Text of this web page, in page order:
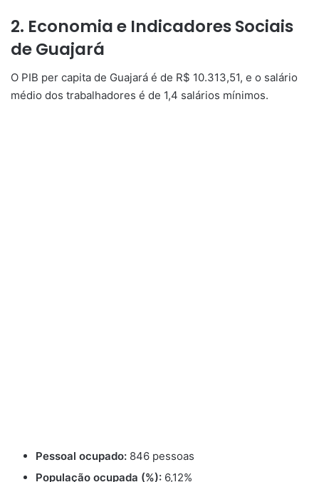
2. Economia e Indicadores Sociais
de Guajará
O PIB per capita de Guajará é de R$ 10.313,51, e o salário
médio dos trabalhadores é de 1,4 salários mínimos.
Pessoal ocupado: 846 pessoas
População ocupada (%): 6,12%